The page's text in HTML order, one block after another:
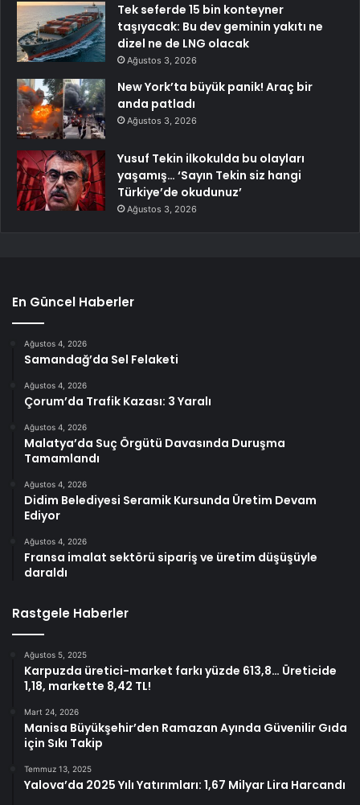
Tek seferde 15 bin konteyner
taşıyacak: Bu dev geminin yakıtı ne
dizel ne de LNG olacak
Ağustos 3, 2026
New York’ta büyük panik! Araç bir
anda patladı
Ağustos 3, 2026
Yusuf Tekin ilkokulda bu olayları
yaşamış… ‘Sayın Tekin siz hangi
Türkiye’de okudunuz’
Ağustos 3, 2026
En Güncel Haberler
Ağustos 4, 2026
Samandağ’da Sel Felaketi
Ağustos 4, 2026
Çorum’da Trafik Kazası: 3 Yaralı
Ağustos 4, 2026
Malatya’da Suç Örgütü Davasında Duruşma
Tamamlandı
Ağustos 4, 2026
Didim Belediyesi Seramik Kursunda Üretim Devam
Ediyor
Ağustos 4, 2026
Fransa imalat sektörü sipariş ve üretim düşüşüyle
daraldı
Rastgele Haberler
Ağustos 5, 2025
Karpuzda üretici-market farkı yüzde 613,8… Üreticide
1,18, markette 8,42 TL!
Mart 24, 2026
Manisa Büyükşehir’den Ramazan Ayında Güvenilir Gıda
için Sıkı Takip
Temmuz 13, 2025
Yalova’da 2025 Yılı Yatırımları: 1,67 Milyar Lira Harcandı